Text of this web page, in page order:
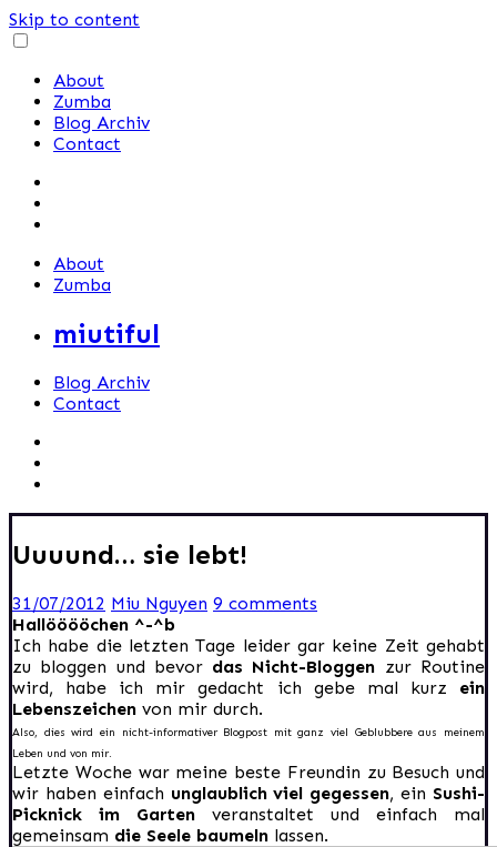
Skip to content
About
Zumba
Blog Archiv
Contact
About
Zumba
miutiful
Blog Archiv
Contact
Uuuund… sie lebt!
31/07/2012 Miu Nguyen 9 comments
Hallööööchen ^-^b
Ich habe die letzten Tage leider gar keine Zeit gehabt
zu bloggen und bevor das Nicht-Bloggen zur Routine
wird, habe ich mir gedacht ich gebe mal kurz ein
Lebenszeichen von mir durch.
Also, dies wird ein nicht-informativer Blogpost mit ganz viel Geblubbere aus meinem
Leben und von mir.
Letzte Woche war meine beste Freundin zu Besuch und
wir haben einfach unglaublich viel gegessen, ein Sushi-
Picknick im Garten veranstaltet und einfach mal
gemeinsam die Seele baumeln lassen.